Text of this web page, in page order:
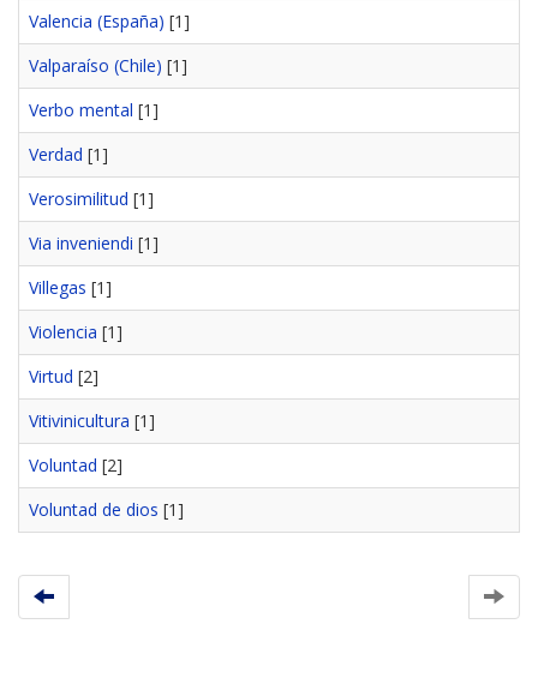
Valencia (España) [1]
Valparaíso (Chile) [1]
Verbo mental [1]
Verdad [1]
Verosimilitud [1]
Via inveniendi [1]
Villegas [1]
Violencia [1]
Virtud [2]
Vitivinicultura [1]
Voluntad [2]
Voluntad de dios [1]